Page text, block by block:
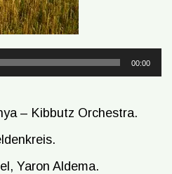
00:00
– Kibbutz Orchestra.
Yaron Aldema.